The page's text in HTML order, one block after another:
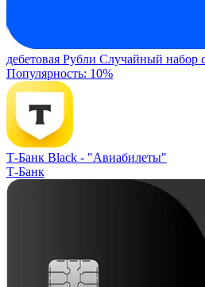
дебетовая Рубли Случайный набор
Популярность: 10%
Т-Банк Black - "Авиабилеты"
Т-Банк